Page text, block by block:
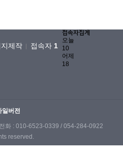
제작 접속자 1
접속자집계
오늘
10
어제
18
일버전
화 : 010-6523-0339 / 054-284-0922
reserved.